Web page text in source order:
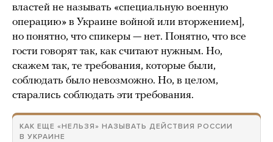
властей не называть «специальную военную
операцию» в Украине войной или вторжением],
но понятно, что спикеры — нет. Понятно, что все
гости говорят так, как считают нужным. Но,
скажем так, те требования, которые были,
соблюдать было невозможно. Но, в целом,
старались соблюдать эти требования.
КАК ЕЩЕ «НЕЛЬЗЯ» НАЗЫВАТЬ ДЕЙСТВИЯ РОССИИ
В УКРАИНЕ